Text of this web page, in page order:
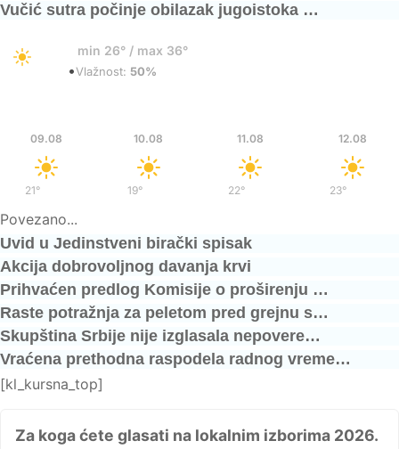
Vučić sutra počinje obilazak jugoistoka …
min 26° / max 36°
•Vlažnost: 50%
09.08
21°/
10.08
19°/
11.08
22°/
12.08
23°
Povezano...
Uvid u Jedinstveni birački spisak
Akcija dobrovoljnog davanja krvi
Prihvaćen predlog Komisije o proširenju …
Raste potražnja za peletom pred grejnu s…
Skupština Srbije nije izglasala nepovere…
Vraćena prethodna raspodela radnog vreme…
[kl_kursna_top]
Za koga ćete glasati na lokalnim izborima 2026.